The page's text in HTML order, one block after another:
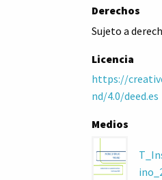
Derechos
Sujeto a
Licencia
https://
nd/4.0/deed.es
Medios